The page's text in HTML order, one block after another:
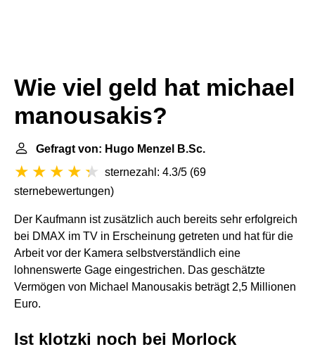
Wie viel geld hat michael
manousakis?
Gefragt von: Hugo Menzel B.Sc.
sternezahl: 4.3/5 (69
sternebewertungen)
Der Kaufmann ist zusätzlich auch bereits sehr erfolgreich
bei DMAX im TV in Erscheinung getreten und hat für die
Arbeit vor der Kamera selbstverständlich eine
lohnenswerte Gage eingestrichen. Das geschätzte
Vermögen von Michael Manousakis beträgt 2,5 Millionen
Euro.
Ist klotzki noch bei Morlock